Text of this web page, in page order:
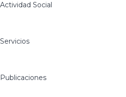
Actividad Social
Servicios
Publicaciones